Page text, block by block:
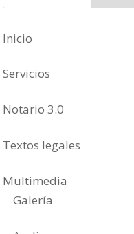
Inicio
Servicios
Notario 3.0
Textos legales
Multimedia
Galería